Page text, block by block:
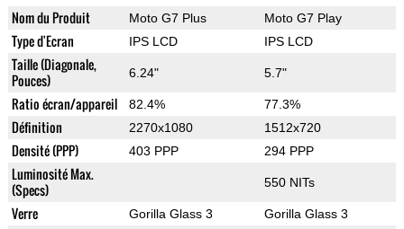
Nom du Produit Moto G7 Plus Moto G7 Play
Type d'Ecran IPS LCD IPS LCD
Taille (Diagonale,
Pouces)
6.24" 5.7"
Ratio écran/appareil 82.4% 77.3%
Définition 2270x1080 1512x720
Densité (PPP) 403 PPP 294 PPP
Luminosité Max.
(Specs)
550 NITs
Verre Gorilla Glass 3 Gorilla Glass 3